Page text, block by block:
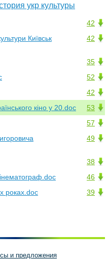
укр культуры
42
42
Київськ
35
52
42
53
кіно у 20.doc
57
49
38
46
39
роках.doc
и предложения